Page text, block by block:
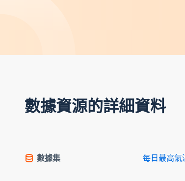
數據資源的詳細資料
數據集 每日最高氣